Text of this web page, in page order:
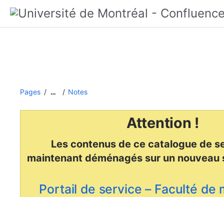
Pages … Notes
Attention !
Les contenus de ce catalogue de
maintenant déménagéssur un nouveau
Portail de service – Faculté de